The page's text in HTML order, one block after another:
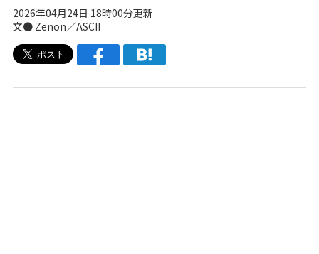
2026年04月24日 18時00分更新
文● Zenon／ASCII